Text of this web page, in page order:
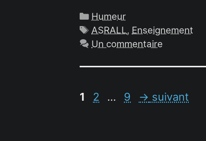
Catégories
Humeur
Étiquettes
ASRALL, Enseignement
Un commentaire
Page
1 Page
2 … Page
9 → suivant